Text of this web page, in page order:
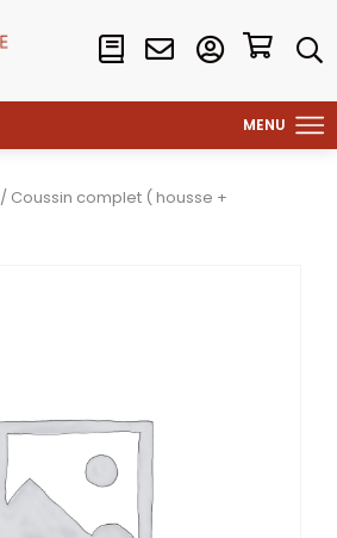
/ Coussin complet ( housse +